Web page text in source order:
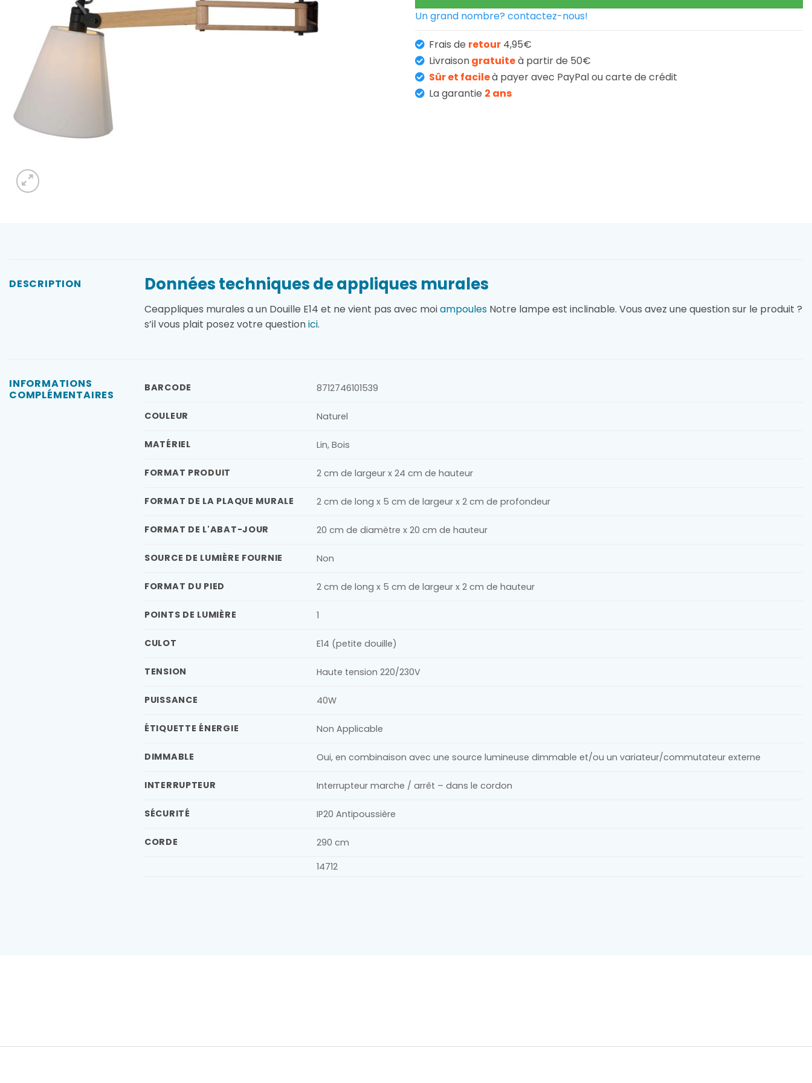
Un grand nombre? contactez-nous!
Frais de retour 4,95€
Livraisongratuiteà partir de 50€
Sûr et facileà payer avec PayPal ou carte de crédit
La garantie 2 ans
DESCRIPTION Données techniques de appliques murales
Ceappliques murales a un Douille E14 et ne vient pas avec moiampoules Notre lampe est inclinable. Vous avez une question sur le produit ?
s’il vous plait posez votre questionici.
INFORMATIONS
COMPLÉMENTAIRES
BARCODE 8712746101539
COULEUR Naturel
MATÉRIEL Lin, Bois
FORMAT PRODUIT 2 cm de largeur x 24 cm de hauteur
FORMAT DE LA PLAQUE MURALE 2 cm de long x 5 cm de largeur x 2 cm de profondeur
FORMAT DE L'ABAT-JOUR 20 cm de diamètre x 20 cm de hauteur
SOURCE DE LUMIÈRE FOURNIE Non
FORMAT DU PIED 2 cm de long x 5 cm de largeur x 2 cm de hauteur
POINTS DE LUMIÈRE 1
CULOT E14 (petite douille)
TENSION Haute tension 220/230V
PUISSANCE 40W
ÉTIQUETTE ÉNERGIE Non Applicable
DIMMABLE Oui, en combinaison avec une source lumineuse dimmable et/ou un variateur/commutateur externe
INTERRUPTEUR Interrupteur marche / arrêt – dans le cordon
SÉCURITÉ IP20 Antipoussière
CORDE
290 cm
14712